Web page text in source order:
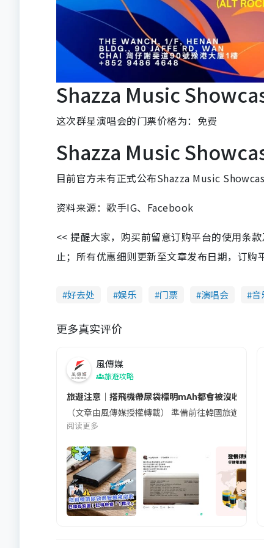
Shazza Music
这次群星演唱会的门票价格为：免费
Shazza Music
目前官方未有正式公布Shazza Music
资料来源：歌手IG、Facebook
<< 提醒大家，购买前留意订购平台的使用条
止；所有优惠细则更新至文章发布日期，订
好去处 娱乐 门票 演唱会 音
更多真实评价
風傳媒
旅遊攻略
旅遊注意｜搭飛機帶尿袋標明mAh都會被沒收😱出
（文章由風傳媒授權轉載） 準備前往韓國旅遊的
阅读更多